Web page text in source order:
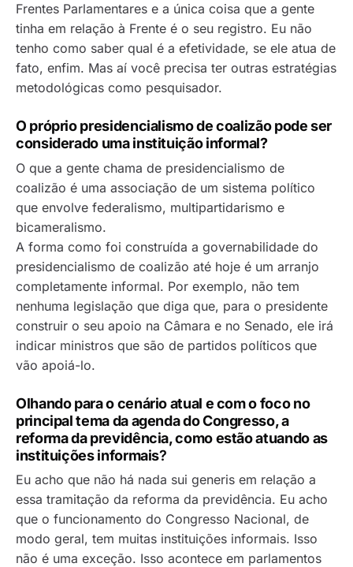
Frentes Parlamentares e a única coisa que a gente
tinha em relação à Frente é o seu registro. Eu não
tenho como saber qual é a efetividade, se ele atua de
fato, enfim. Mas aí você precisa ter outras estratégias
metodológicas como pesquisador.
O próprio presidencialismo de coalizão pode ser
considerado uma instituição informal?
O que a gente chama de presidencialismo de
coalizão é uma associação de um sistema político
que envolve federalismo, multipartidarismo e
bicameralismo.
A forma como foi construída a governabilidade do
presidencialismo de coalizão até hoje é um arranjo
completamente informal. Por exemplo, não tem
nenhuma legislação que diga que, para o presidente
construir o seu apoio na Câmara e no Senado, ele irá
indicar ministros que são de partidos políticos que
vão apoiá-lo.
Olhando para o cenário atual e com o foco no
principal tema da agenda do Congresso, a
reforma da previdência, como estão atuando as
instituições informais?
Eu acho que não há nada sui generis em relação a
essa tramitação da reforma da previdência. Eu acho
que o funcionamento do Congresso Nacional, de
modo geral, tem muitas instituições informais. Isso
não é uma exceção. Isso acontece em parlamentos